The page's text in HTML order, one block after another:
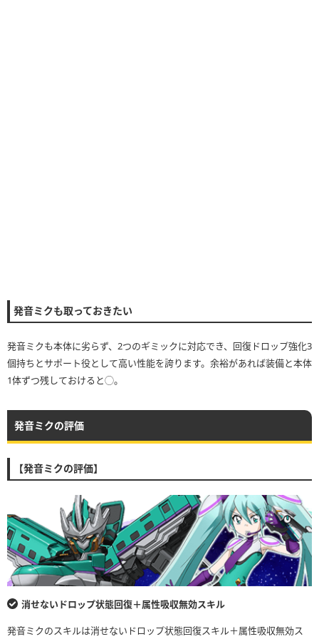
発音ミクも取っておきたい
発音ミクも本体に劣らず、2つのギミックに対応でき、回復ドロップ強化3
個持ちとサポート役として高い性能を誇ります。余裕があれば装備と本体
1体ずつ残しておけると◯。
発音ミクの評価
【発音ミクの評価】
消せないドロップ状態回復＋属性吸収無効スキル
発音ミクのスキルは消せないドロップ状態回復スキル＋属性吸収無効ス